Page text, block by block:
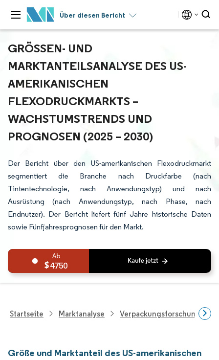
Über diesen Bericht
GRÖSSEN- UND M
ARKTANTEILSANALYSE DES US-A
MERIKANISCHEN F
LEXODRUCKMARKTS – W
ACHSTUMSTRENDS UND P
ROGNOSEN (2025 – 2030)
Der Bericht über den US-amerikanischen Flexodruckmarkt
segmentiert die Branche nach Druckfarbe (nach
Tintentechnologie, nach Anwendungstyp) und nach
Ausrüstung (nach Anwendungstyp, nach Phase, nach
Endnutzer). Der Bericht liefert fünf Jahre historische Daten
sowie Fünfjahresprognosen für den Markt.
4750
Startseite Marktanalyse Verpackungsforschung
Größe und Marktanteil des US-amerikanischen